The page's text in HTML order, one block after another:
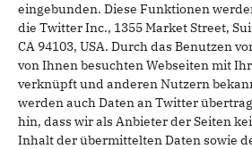
eingebunden. Diese Funktionen
die Twitter Inc., 1355 Market Street,
CA 94103, USA. Durch das Benutzen
von Ihnen besuchten Webseiten mit
verknüpft und anderen Nutzern
werden auch Daten an Twitter
hin, dass wir als Anbieter der Seiten
Inhalt der übermittelten Daten sowie